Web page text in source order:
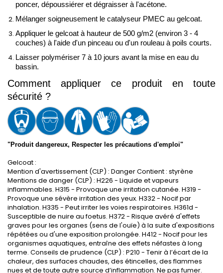
poncer, dépoussiérer et dégraisser à l'acétone.
Mélanger soigneusement le catalyseur PMEC au gelcoat.
Appliquer le gelcoat à hauteur de 500 g/m2 (environ 3 - 4
couches) à l'aide d'un pinceau ou d'un rouleau à poils courts.
Laisser polymériser 7 à 10 jours avant la mise en eau du
bassin.
Comment appliquer ce produit en toute
sécurité ?
"Produit dangereux, Respecter les précautions d'emploi"
Gelcoat :
Mention d'avertissement (CLP) : Danger Contient : styrène
Mentions de danger (CLP) : H226 - Liquide et vapeurs
inflammables. H315 - Provoque une irritation cutanée. H319 -
Provoque une sévère irritation des yeux. H332 - Nocif par
inhalation. H335 - Peut irriter les voies respiratoires. H361d -
Susceptible de nuire au foetus. H372 - Risque avéré d'effets
graves pour les organes (sens de l'ouïe) à la suite d'expositions
répétées ou d'une exposition prolongée. H412 - Nocif pour les
organismes aquatiques, entraîne des effets néfastes à long
terme. Conseils de prudence (CLP) : P210 - Tenir à l’écart de la
chaleur, des surfaces chaudes, des étincelles, des flammes
nues et de toute autre source d’inflammation. Ne pas fumer.